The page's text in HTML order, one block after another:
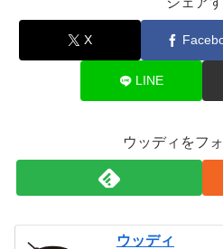
X
LINE
ウッディをフ
ウッディ